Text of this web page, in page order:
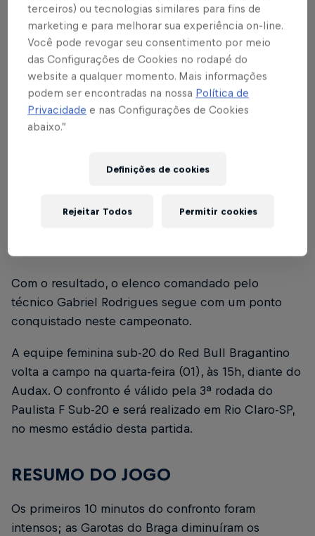
quarta-feira (01), pela 3ª rodada desta
competição, diante do Audax
Escrito por Carla Cenci
3 min de leitura
Published on24.06.2026 · 20:26 UTC
Bragantino recebeu o Santos em duelo válido pela
Agnelo Castellano, o Benitão, em Rio Claro, Pepê e
Com o resultado, o elenco comandado pelo
técnico Gabriel Rodrigues segue com um ponto
conquistado neste campeonato.
A equipe feminina sub-20 do Red Bull Bragantino
volta a campo na quarta-feira (01), às 15h, diante do
Audax. O confronto é válido pela 3ª rodada do
Paulista F Sub-20 e será realizado em Rio Claro-SP,
no mesmo estádio desta partida.
RESUMO DO JOGO
Os primeiros 10 minutos do confronto foram
intensos; as Garotas do Braga diminuíram os
terceiros) ou tecnologias similares para fins de
marketing e para melhorar sua experiência on-line.
Você pode revogar seu consentimento por meio
das Configurações de Cookies no rodapé do
website a qualquer momento. Mais informações
podem ser encontradas na nossa Política de
Privacidade e nas Configurações de Cookies
abaixo.”
Definições de cookies
Rejeitar Todos Permitir cookies